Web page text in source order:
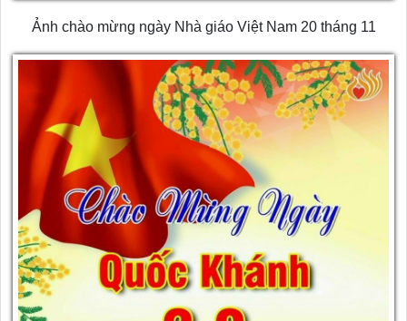
Ảnh chào mừng ngày Nhà giáo Việt Nam 20 tháng 11